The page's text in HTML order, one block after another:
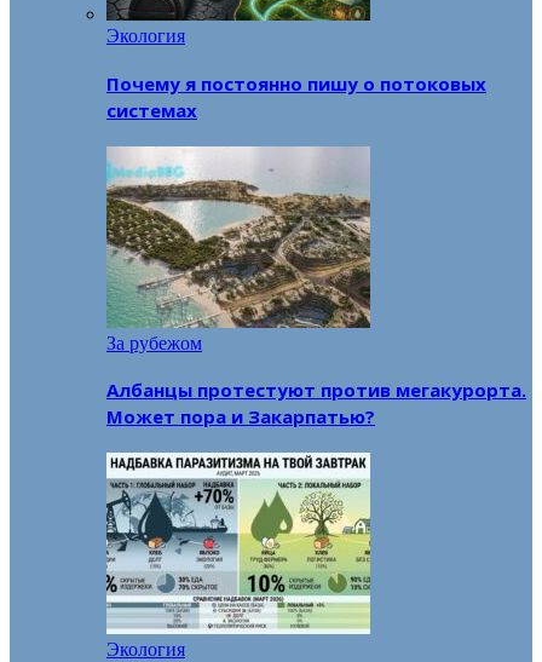
Экология
Почему я постоянно пишу о потоковых
системах
За рубежом
Албанцы протестуют против мегакурорта.
Может пора и Закарпатью?
Экология